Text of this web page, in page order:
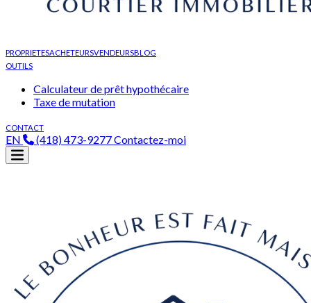
PROPRIETESACHETEURSVENDEURSBLOG
OUTILS
Calculateur de prêt hypothécaire
Taxe de mutation
CONTACT
EN (418) 473-9277Contactez-moi